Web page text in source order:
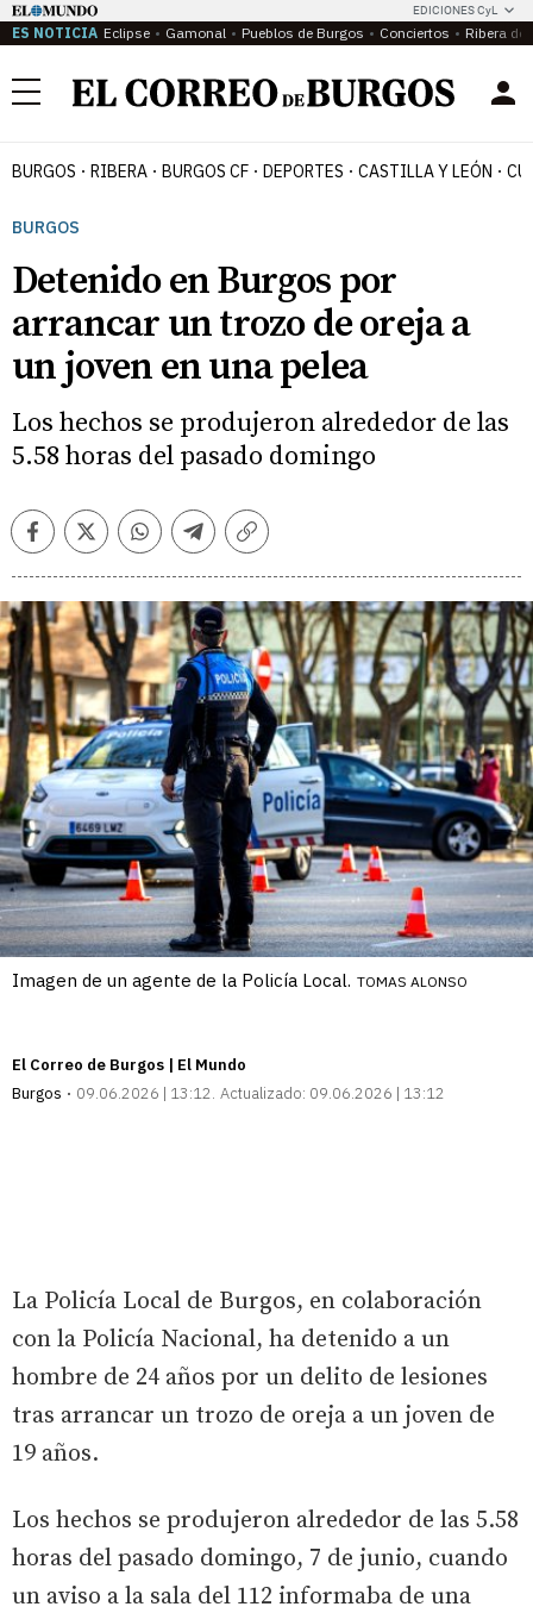
EDICIONES CyL
ES NOTICIA Eclipse Gamonal Pueblos de Burgos Conciertos Ribera del
Menú
BURGOS RIBERA BURGOS CF DEPORTES CASTILLA Y LEÓN
BURGOS
Detenido en Burgos por
arrancar un trozo de oreja a
un joven en una pelea
Los hechos se produjeron alrededor de las
5.58 horas del pasado domingo
FacebookTwitterWhatsappTelegramCopiar
Imagen de un agente de la Policía Local. TOMAS ALONSO
El Correo de Burgos | El Mundo
Burgos
09.06.2026 | 13:12 Actualizado: 09.06.2026 | 13:12
La Policía Local de Burgos, en colaboración
con la Policía Nacional, ha detenido a un
hombre de 24 años por un delito de lesiones
tras arrancar un trozo de oreja a un joven de
19 años.
Los hechos se produjeron alrededor de las 5.58
horas del pasado domingo, 7 de junio, cuando
un aviso a la sala del 112 informaba de una